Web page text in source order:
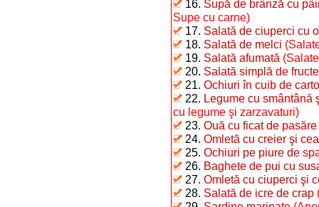
16. Supă de brânză cu
Supe cu carne)
17. Salată de ciuperci cu
18. Salată de melci
19. Salată afumată
20. Salată simplă de fructe
21. Ochiuri în cuib de
22. Legume cu smântână
cu legume şi zarzavaturi)
23. Ouă cu ficat de pasăre
24. Omletă cu creier şi
25. Ochiuri pe piure de
26. Baghete de pui cu
27. Omletă cu ciuperci şi
28. Salată de icre de crap